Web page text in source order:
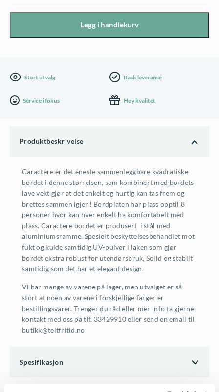
Legg i handlekurv
Stort utvalg Rask leveranse
Service i fokus Høy kvalitet
Produktbeskrivelse
Caractere er det eneste sammenleggbare kvadratiske
bordet i denne størrelsen, som kombinert med bordets
lave vekt gjør at det enkelt og hurtig kan tas frem og
brettes sammen igjen! Bordplaten har plass opptil 8
personer hvor kan hver enkelt ha komfortabelt med
plass. Caractere bordet er produsert i stål med
aluminiumsramme. Spesielt beskyttelsesbehandlet mot
fukt og kulde samtidig UV-pulver i laken som gjør
bordet ekstra robust for utendørsbruk. Solid og stabilt
samtidig som det har et elegant design.
Vi har mange av varene på lager, men utvalget er så
stort at noen av varene i forskjellige farger er
bestillingsvarer. Trenger du råd eller mer info ta gjerne
kontakt med oss på tlf. 33429910 eller send en email til
butikk@teltfritid.no
Spesifikasjon